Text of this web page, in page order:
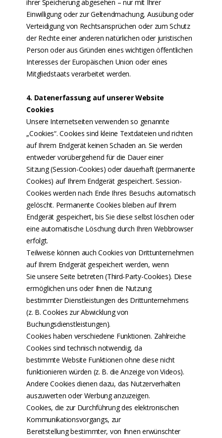
ihrer Speicherung abgesehen – nur mit Ihrer
Einwilligung oder zur Geltendmachung, Ausübung oder
Verteidigung von Rechtsansprüchen oder zum Schutz
der Rechte einer anderen natürlichen oder juristischen
Person oder aus Gründen eines wichtigen öffentlichen
Interesses der Europäischen Union oder eines
Mitgliedstaats verarbeitet werden.
4. Datenerfassung auf unserer Website
Cookies
Unsere Internetseiten verwenden so genannte
„Cookies“. Cookies sind kleine Textdateien und richten
auf Ihrem Endgerät keinen Schaden an. Sie werden
entweder vorübergehend für die Dauer einer
Sitzung (Session-Cookies) oder dauerhaft (permanente
Cookies) auf Ihrem Endgerät gespeichert. Session-
Cookies werden nach Ende Ihres Besuchs automatisch
gelöscht. Permanente Cookies bleiben auf Ihrem
Endgerät gespeichert, bis Sie diese selbst löschen oder
eine automatische Löschung durch Ihren Webbrowser
erfolgt.
Teilweise können auch Cookies von Drittunternehmen
auf Ihrem Endgerät gespeichert werden, wenn
Sie unsere Seite betreten (Third-Party-Cookies). Diese
ermöglichen uns oder Ihnen die Nutzung
bestimmter Dienstleistungen des Drittunternehmens
(z. B. Cookies zur Abwicklung von
Buchungsdienstleistungen).
Cookies haben verschiedene Funktionen. Zahlreiche
Cookies sind technisch notwendig, da
bestimmte Website Funktionen ohne diese nicht
funktionieren würden (z. B. die Anzeige von Videos).
Andere Cookies dienen dazu, das Nutzerverhalten
auszuwerten oder Werbung anzuzeigen.
Cookies, die zur Durchführung des elektronischen
Kommunikationsvorgangs, zur
Bereitstellung bestimmter, von Ihnen erwünschter